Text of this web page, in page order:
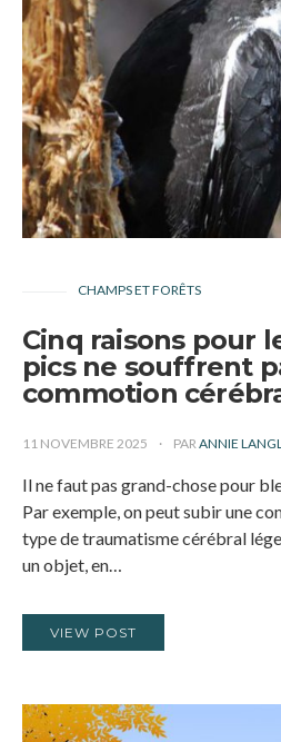
CHAMPS ET FORÊTS
Cinq raisons pour
pics ne souffrent
commotion
11 NOVEMBRE 2025 PARANNIE
Il ne faut pas grand-chose pour
Par exemple, on peut subir une
type de traumatisme cérébral
un objet, en…
VIEW POST